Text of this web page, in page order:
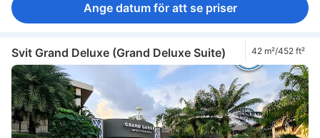
Ange datum för att se priser
Svit Grand Deluxe (Grand Deluxe Suite) 42 m²/452 ft²